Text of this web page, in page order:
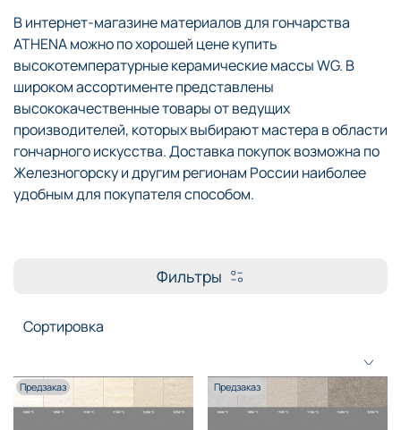
В интернет-магазине материалов для гончарства
ATHENA можно по хорошей цене купить
высокотемпературные керамические массы WG. В
широком ассортименте представлены
высококачественные товары от ведущих
производителей, которых выбирают мастера в области
гончарного искусства. Доставка покупок возможна по
Железногорску и другим регионам России наиболее
удобным для покупателя способом.
Фильтры
Предзаказ Предзаказ